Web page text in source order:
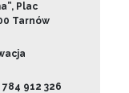
Plac
Tarnów
912 326